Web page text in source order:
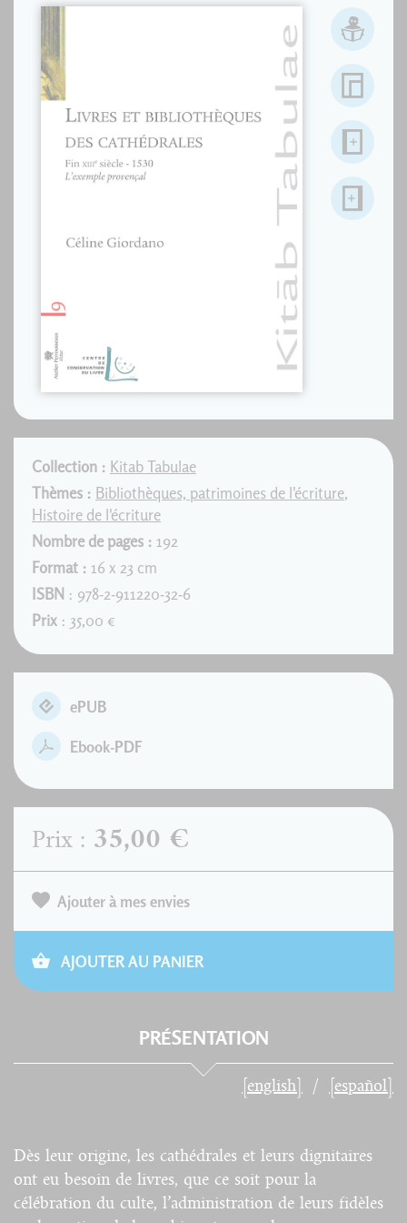
Collection : Kitab Tabulae
Thèmes : Bibliothèques, patrimoines de l'écriture,
Histoire de l'écriture
Nombre de pages : 192
Format : 16 x 23 cm
ISBN : 978-2-911220-32-6
Prix : 35,00 €
ePUB
Ebook-PDF
Prix : 35,00 €
Ajouter à mes envies
AJOUTER AU PANIER
PRÉSENTATION
[english] [español]
Dès leur origine, les cathédrales et leurs dignitaires
ont eu besoin de livres, que ce soit pour la
célébration du culte, l’administration de leurs fidèles